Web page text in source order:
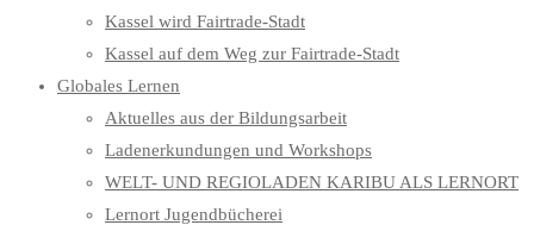
Kassel wird Fairtrade-Stadt
Kassel auf dem Weg zur Fairtrade-Stadt
Globales Lernen
Aktuelles aus der Bildungsarbeit
Ladenerkundungen und Workshops
WELT- UND REGIOLADEN KARIBU ALS LERNORT
Lernort Jugendbücherei